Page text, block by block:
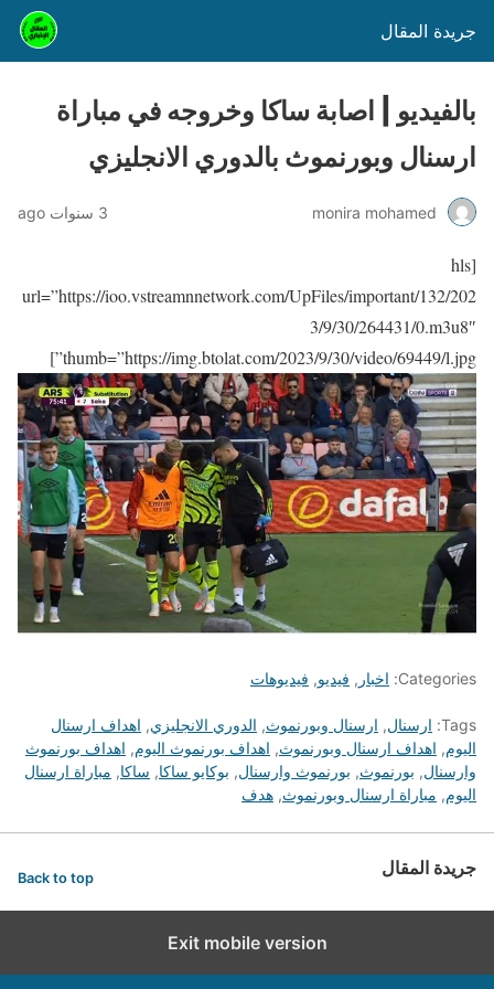
جريدة المقال
بالفيديو | اصابة ساكا وخروجه في مباراة
ارسنال وبورنموث بالدوري الانجليزي
monira mohamed 3 سنوات ago
[hls
url=”https://ioo.vstreamnnetwork.com/UpFiles/important/132/202
3/9/30/264431/0.m3u8″
thumb=”https://img.btolat.com/2023/9/30/video/69449/l.jpg”]
Categories: اخبار , فيديو, فيديوهات
Tags: ارسنال, ارسنال وبورنموث, الدوري الانجليزي, اهداف ارسنال
اليوم, اهداف ارسنال وبورنموث, اهداف بورنموث اليوم, اهداف بورنموث
وارسنال, بورنموث, بورنموث وارسنال, بوكايو ساكا, ساكا, مباراة ارسنال
اليوم, مباراة ارسنال وبورنموث, هدف
جريدة المقال Back to top
Exit mobile version